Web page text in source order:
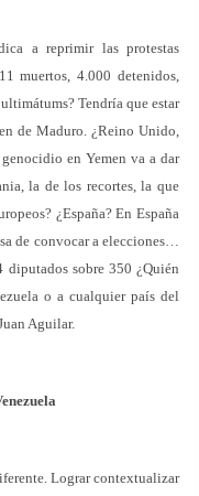
a reprimir las protestas
muertos, 4.000 detenidos,
Tendría que estar
de Maduro. ¿Reino Unido,
en Yemen va a dar
la de los recortes, la que
¿España? En España
de convocar a elecciones…
sobre 350 ¿Quién
o a cualquier país del
Aguilar.
Lograr contextualizar